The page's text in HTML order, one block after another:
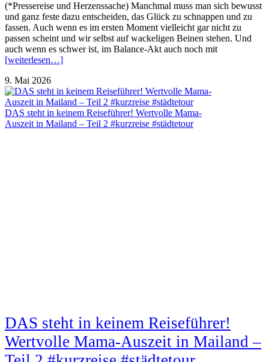
(*Pressereise und Herzenssache) Manchmal muss man sich bewusst
und ganz feste dazu entscheiden, das Glück zu schnappen und zu
fassen. Auch wenn es im ersten Moment vielleicht gar nicht zu
passen scheint und wir selbst auf wackeligen Beinen stehen. Und
auch wenn es schwer ist, im Balance-Akt auch noch mit
[weiterlesen…]
9. Mai 2026
DAS steht in keinem Reiseführer! Wertvolle Mama-
Auszeit in Mailand – Teil 2 #kurzreise #städtetour
DAS steht in keinem Reiseführer!
Wertvolle Mama-Auszeit in Mailand –